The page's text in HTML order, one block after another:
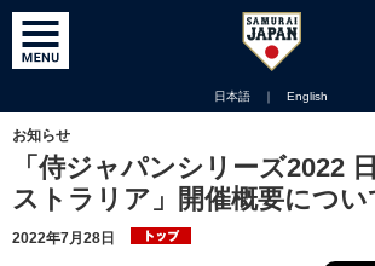
日本語 ｜ English
お知らせ
「侍ジャパンシリーズ2022
ストラリア」開催概要につい
2022年7月28日